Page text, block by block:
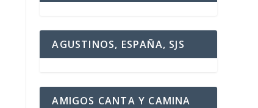
AGUSTINOS, ESPAÑA, SJS
AMIGOS CANTA Y CAMINA